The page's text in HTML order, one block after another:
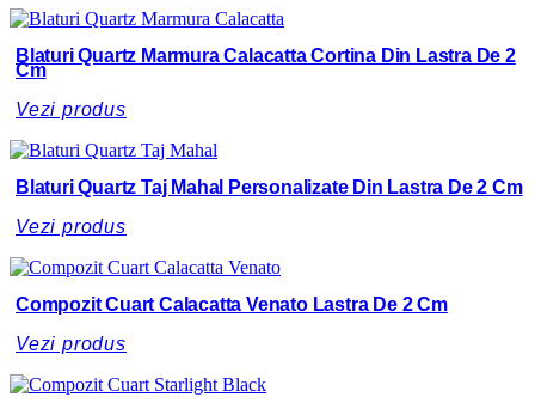
Blaturi Quartz Marmura Calacatta Cortina Din Lastra De 2
Cm
Vezi produs
Blaturi Quartz Taj Mahal Personalizate Din Lastra De 2 Cm
Vezi produs
Compozit Cuart Calacatta Venato Lastra De 2 Cm
Vezi produs